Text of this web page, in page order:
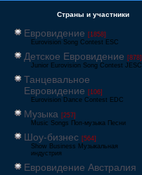
Страны и участники
Евровидение [1858]
Eurovision Song Contest ESC
Детское Евровидение [878]
Junior Eurovision Song Contest JESC
Танцевальное
Евровидение [106]
Eurovision Dance Contest EDC
Музыка [257]
Music Songs Поп-музыка Песни
Шоу-бизнес [564]
Show Business Музыкальная
индустрия
Евровидение Австралия